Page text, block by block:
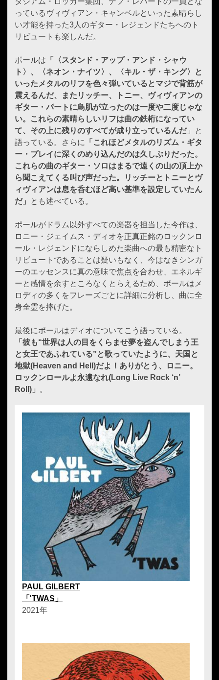
っているヴィヴィアン・キャンベルといった素晴らし
い才能を持った3人のギター・レジェンドたちへのト
リビュートも楽しんだ。
ポールは 「〈スタンド・アップ・アンド・シャウ
ト〉、〈ネオン・ナイツ〉、〈キル・ザ・キング〉と
いったメタルのリフを色々弾いているとマジで背筋が
震えるんだ、またリッチー、トニー、ヴィヴィアンの
ギター・パートに鳥肌が立ったのは一度や二度じゃな
い。これらの素晴らしいリフは曲の鉄桁になってい
て、その上に残りのすべてが成り立っているんだ」と
語っている。さらに
「これほどメタルのリズム・ギタ
ー・プレイに深くのめり込んだのは久しぶりだった。
これらの曲のギター・ソロはまるで遠くの山の頂上か
ら聞こえてくる叫び声だった。リッチーとトニーとヴ
ィヴィアンは息を呑むほど高い基準を設定していたん
だ」
とも述べている。
ポールがドラム以外すべての楽器を担当した今作は、
ロニー・ジェイムス・ディオを正真正銘のロックンロ
ール・レジェンドにならしめた楽曲への最も精密なト
リビュートであることは疑いもなく、今はなきシンガ
ーのエッセンスに真の意味で焦点を合わせ、エネルギ
ーと感情を余すところなくとらえるため、ポールはメ
ロディの多くをフレーズごとに詳細に分析し、曲に全
身全霊を捧げた。
最後にポールはディオについてこう語っている。
「彼も“世界は人の目をくらませ夢を盗んでしまう王
と女王であふれている”と歌っていたように、天国と
地獄(Heaven and Hell)だよ！ありがとう、ロニー。
ロックンロールよ永遠なれ(Long Live Rock ‘n’
Roll)」
。
PAUL GILBERT
「'TWAS」
2021年